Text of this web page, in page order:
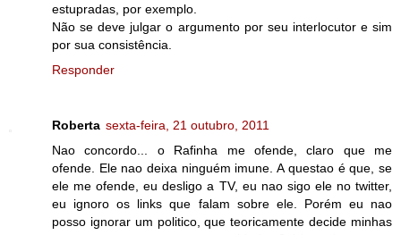
estupradas, por exemplo.
Não se deve julgar o argumento por seu interlocutor e sim
por sua consistência.
Responder
Roberta sexta-feira, 21 outubro, 2011
Nao concordo... o Rafinha me ofende, claro que me
ofende. Ele nao deixa ninguém imune. A questao é que, se
ele me ofende, eu desligo a TV, eu nao sigo ele no twitter,
eu ignoro os links que falam sobre ele. Porém eu nao
posso ignorar um politico, que teoricamente decide minhas